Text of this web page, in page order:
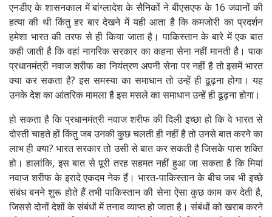
एनडीए के शासनकाल में बांग्लादेश के सैनिकों ने बीएसएफ के 16 जवानों की
हत्या की थी किंतु हर बार देखने में यही आता है कि कमजोरी का प्रदर्शन
हमेशा भारत की तरफ से ही किया जाता है। पाकिस्तान के बारे में एक बात
कही जाती है कि वहां नागरिक सरकार का कहना सेना नहीं मानती है। पाक
प्रधानमंत्री नवाज शरीफ का नियंत्रण अपनी सेना पर नहीं है तो इसमें भारत
क्या कर सकता है? इस समस्या का समाधान तो उन्हें ही ढूढ़ना होगा। यह
उनके देश का आंतरिक मामला है इस मसले का समाधान उन्हें ही ढूढ़ना होगा।
हो सकता है कि प्रधानमंत्री नवाज शरीफ की दिली इच्छा हो कि वे भारत से
दोस्ती चाहते हों किंतु जब उनकी कुछ चलती ही नहीं है तो उनसे बात करने का
लाभ ही क्या? भारत सरकार तो उसी से बात कर सकती है जिसके पास शक्ति
हो। हालांकि, इस बात से पूरी तरह सहमत नहीं हुआ जा सकता है कि मियां
नवाज शरीफ के इरादे एकदम नेक हैं। भारत-पाकिस्तान के बीच जब भी इच्छे
संबंध बनने शुरू होते हैं तभी पाकिस्तान की सेना ऐसा कुछ काम कर देती है,
जिससे दोनों देशों के संबंधों में तनाव व्याप्त हो जाता है। संबंधों को खराब करने